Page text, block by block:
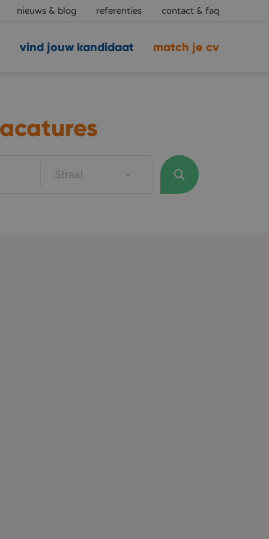
nieuws & blog referenties contact & faq
match je cv
vind jouw kandidaat
Straal